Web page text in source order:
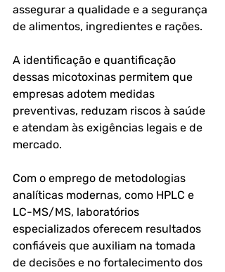
assegurar a qualidade e a segurança
de alimentos, ingredientes e rações.
A identificação e quantificação
dessas micotoxinas permitem que
empresas adotem medidas
preventivas, reduzam riscos à saúde
e atendam às exigências legais e de
mercado.
Com o emprego de metodologias
analíticas modernas, como HPLC e
LC-MS/MS, laboratórios
especializados oferecem resultados
confiáveis que auxiliam na tomada
de decisões e no fortalecimento dos